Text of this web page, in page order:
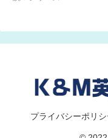
プライバシーポリシ